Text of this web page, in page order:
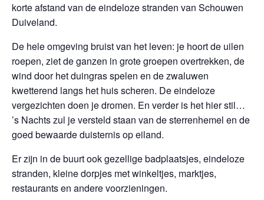
korte afstand van de eindeloze stranden van Schouwen
Duiveland.
De hele omgeving bruist van het leven: je hoort de uilen
roepen, ziet de ganzen in grote groepen overtrekken, de
wind door het duingras spelen en de zwaluwen
kwetterend langs het huis scheren. De eindeloze
vergezichten doen je dromen. En verder is het hier stil…
’s Nachts zul je versteld staan van de sterrenhemel en de
goed bewaarde duisternis op eiland.
Er zijn in de buurt ook gezellige badplaatsjes, eindeloze
stranden, kleine dorpjes met winkeltjes, marktjes,
restaurants en andere voorzieningen.